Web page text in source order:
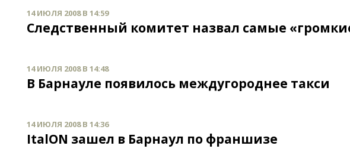
14 ИЮЛЯ 2008 В 14:59
Следственный комитет назвал самые
14 ИЮЛЯ 2008 В 14:48
В Барнауле появилось междугороднее такси
14 ИЮЛЯ 2008 В 14:36
ItalОN зашел в Барнаул по франшизе